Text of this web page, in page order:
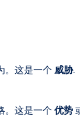
。这是一个 威胁.
。这是一个 优势